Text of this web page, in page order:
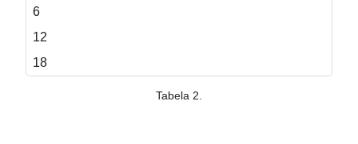
6
12
18
Tabela 2.